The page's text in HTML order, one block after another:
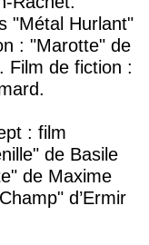
"Métal Hurlant"
: "Marotte" de
Film de fiction :
: film
de Basile
de Maxime
d’Ermir